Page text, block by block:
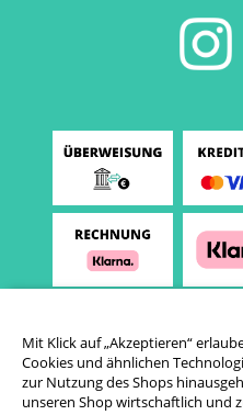
Mit Klick auf „Akzeptieren“
Cookies und ähnlichen
zur Nutzung des Shops
unseren Shop wirtschaftlich und